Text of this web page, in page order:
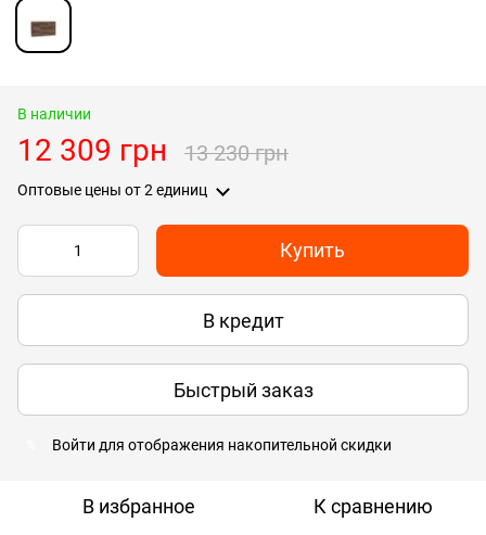
В наличии
12 309 грн 13 230 грн
Оптовые цены от 2 единиц
Купить
В кредит
Быстрый заказ
Войти для отображения накопительной скидки
В избранное К сравнению